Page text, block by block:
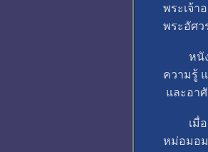
พระเจ้า
พระอัศว
หนังสือ
ความรู้
และอา
เมื่อแต่
หม่อมอม